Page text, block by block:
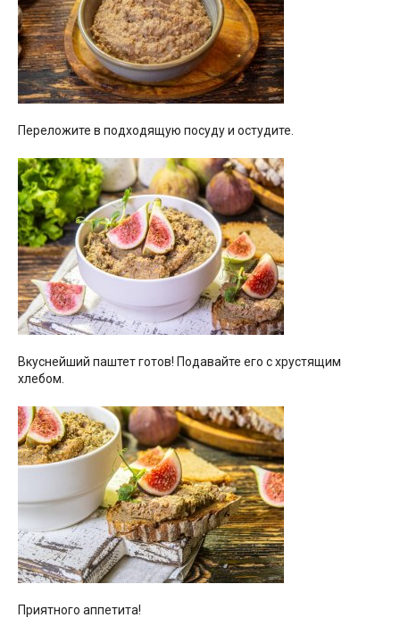
Переложите в подходящую посуду и остудите.
Вкуснейший паштет готов! Подавайте его с хрустящим
хлебом.
Приятного аппетита!